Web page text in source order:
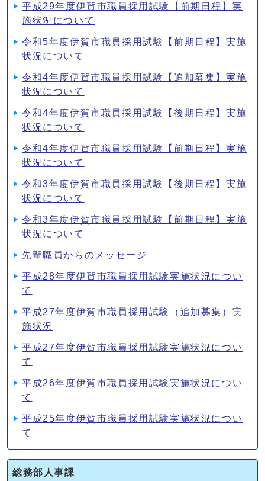
平成29年度伊賀市職員採用試験【前期日程】実
施状況について
令和5年度伊賀市職員採用試験【前期日程】実施
状況について
令和4年度伊賀市職員採用試験【追加募集】実施
状況について
令和4年度伊賀市職員採用試験【後期日程】実施
状況について
令和4年度伊賀市職員採用試験【前期日程】実施
状況について
令和3年度伊賀市職員採用試験【後期日程】実施
状況について
令和3年度伊賀市職員採用試験【前期日程】実施
状況について
先輩職員からのメッセージ
平成28年度伊賀市職員採用試験実施状況につい
て
平成27年度伊賀市職員採用試験（追加募集）実
施状況
平成27年度伊賀市職員採用試験実施状況につい
て
平成26年度伊賀市職員採用試験実施状況につい
て
平成25年度伊賀市職員採用試験実施状況につい
て
総務部人事課